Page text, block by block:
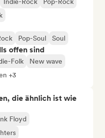
Pop-Soul Soul
offen sind
Folk
New wave
+3
die ähnlich ist wie
Floyd